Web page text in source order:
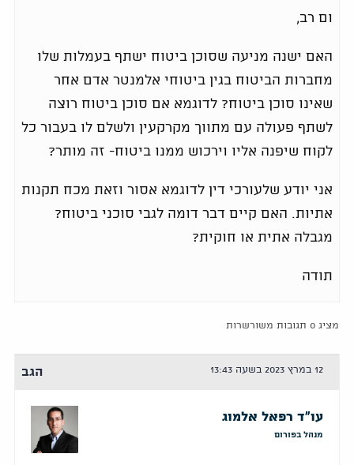
ום רב,
האם ישנה מניעה שסוכן ביטוח ישתף בעמלות שלו
מחברות הביטוח בגין ביטוחי אלמנטר אדם אחר
שאינו סוכן ביטוח? לדוגמא אם סוכן ביטוח רוצה
לשתף פעולה עם מתווך מקרקעין ולשלם לו בעבור כל
לקוח שיפנה אליו וירכוש ממנו ביטוח- זה מותר?
אני יודע שלעורכי דין לדוגמא אסור וזאת מכח תקנות
אתיות. האם קיים דבר דומה לגבי סוכני ביטוח?
מגבלה אתית או חוקית?
תודה
מציג 0 תגובות משורשרות
12 במרץ 2023 בשעה 13:43 הגב
עו"ד רפאל אלמוג
מנהל בפורום